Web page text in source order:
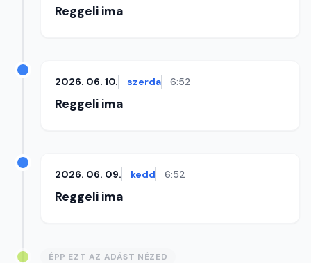
Reggeli ima
2026. 06. 10. szerda 6:52
Reggeli ima
2026. 06. 09. kedd 6:52
Reggeli ima
ÉPP EZT AZ ADÁST NÉZED